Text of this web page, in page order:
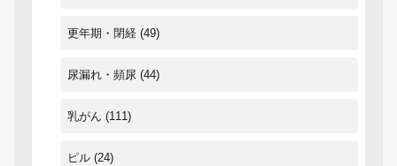
更年期・閉経 (49)
尿漏れ・頻尿 (44)
乳がん (111)
ピル (24)